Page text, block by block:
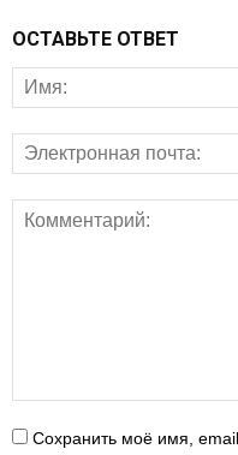
ОСТАВЬТЕ ОТВЕТ
Сохранить моё имя,